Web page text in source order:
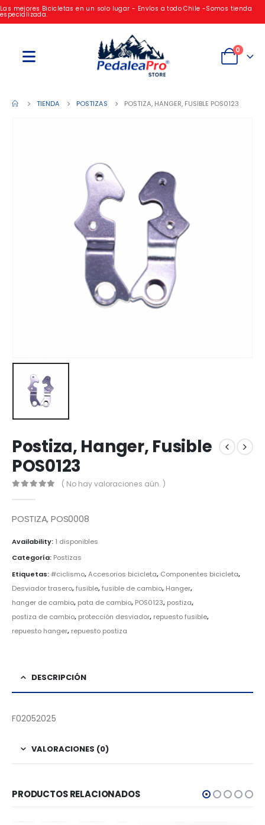
Las mejores Bicicletas en un solo lugar - Envíos a todo Chile -Somos tienda
especializada.
0
TIENDA POSTIZAS POSTIZA, HANGER, FUSIBLE POS0123
Postiza, Hanger, Fusible
POS0123
( No hay valoraciones aún. )
POSTIZA, POS0008
Availability: 1 disponibles
Categoría: Postizas
Etiquetas:#ciclismo,Accesorios bicicleta, Componentes bicicleta,
Desviador trasero,fusible,fusible de cambio, Hanger,
hanger de cambio, pata de cambio, POS0123, postiza,
postiza de cambio, protección desviador, repuesto fusible,
repuesto hanger, repuesto postiza
DESCRIPCIÓN
F02052025
VALORACIONES (0)
PRODUCTOS RELACIONADOS